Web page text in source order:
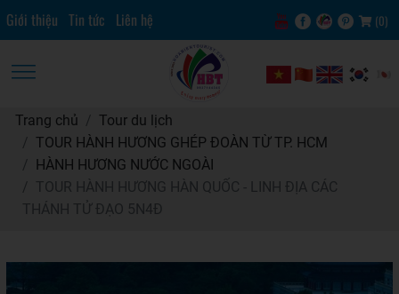
Giới thiệu Tin tức Liên hệ (0)
Trang chủ
Tour du lịch
TOUR HÀNH HƯƠNG GHÉP ĐOÀN TỪ TP. HCM
HÀNH HƯƠNG NƯỚC NGOÀI
TOUR HÀNH HƯƠNG HÀN QUỐC - LINH ĐỊA CÁC
THÁNH TỬ ĐẠO 5N4Đ